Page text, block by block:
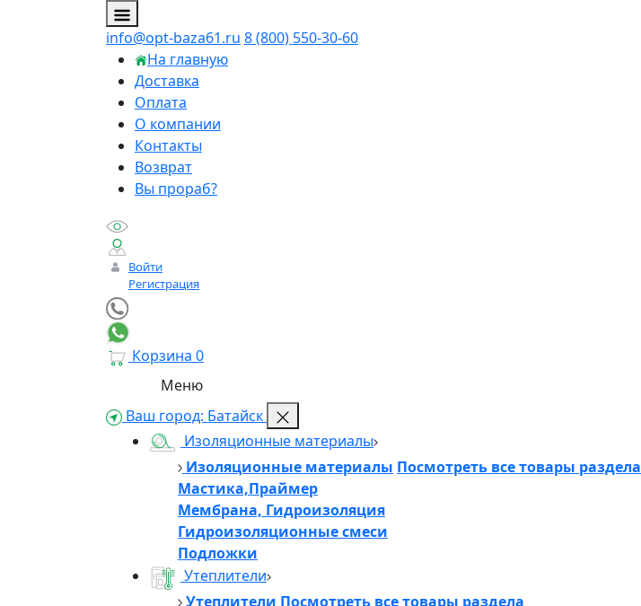
info@opt-baza61.ru 8 (800) 550-30-60
На главную
Доставка
Оплата
О компании
Контакты
Возврат
Вы прораб?
Войти
Регистрация
Корзина 0
Меню
Ваш город: Батайск
Изоляционные материалы
Изоляционные материалы Посмотреть все товары раздела
Мастика,Праймер
Мембрана, Гидроизоляция
Гидроизоляционные смеси
Подложки
Утеплители
Утеплители Посмотреть все товары раздела